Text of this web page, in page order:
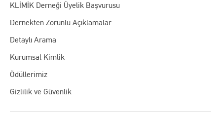
KLİMİK Derneği Üyelik Başvurusu
Dernekten Zorunlu Açıklamalar
Detaylı Arama
Kurumsal Kimlik
Ödüllerimiz
Gizlilik ve Güvenlik